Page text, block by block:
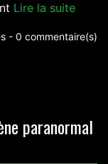
Lire la suite
- 0 commentaire(s)
paranormal